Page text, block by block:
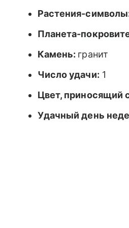
Растения-
Планета-
Камень: гранит
Число удачи: 1
Цвет, приносящий
Удачный день